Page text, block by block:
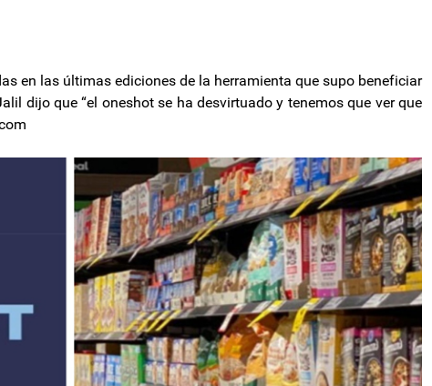
en las últimas ediciones de la herramienta que supo beneficiar
dijo que “el oneshot se ha desvirtuado y tenemos que ver que